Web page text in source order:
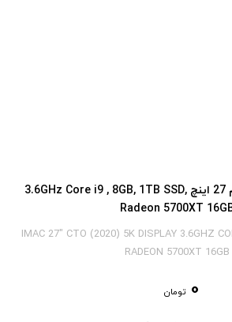
آی‎ مک 2020 کاستوم 27 اینچ 3.6GHz Core i9 , 8GB, 1TB SSD,
Radeon 5700XT
IMAC 27" CTO (2020) 5K DISPLAY 3.6GHZ
RADEON 5700XT 16GB
0 تومان